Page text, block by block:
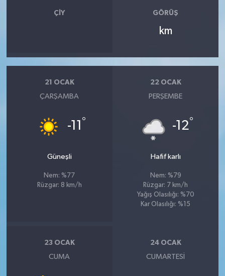
ÇIY GÖRÜŞ
km
21 OCAK
ÇARŞAMBA
-11 °
Güneşli
Nem: %77
Rüzgar: 8 km/h
22 OCAK
PERŞEMBE
-12°
Hafif karlı
Nem: %79
Rüzgar: 7 km/h
Yağış Olasılığı: %70
Kar Olasılığı: %15
23 OCAK
CUMA
24 OCAK
CUMARTESI